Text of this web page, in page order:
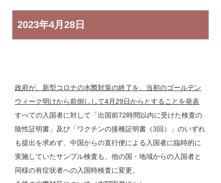
2023年4月28日
政府が、新型コロナの水際対策の終了を、当初のゴールデン
ウィーク明けから前倒しして4月29日からとすることを発表
すべての入国者に対して「出国前72時間以内に受けた検査の
陰性証明書」及び「ワクチンの接種証明書（3回）」のいずれ
も提出を求めず、中国からの直行便による入国者に臨時的に
実施していたサンプル検査も、他の国・地域からの入国者と
同様の有症状者への入国時検査に変更。